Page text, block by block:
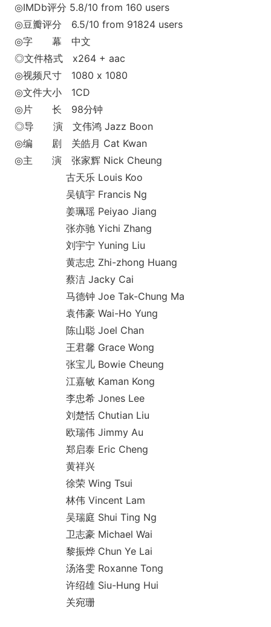
◎IMDb评分 5.8/10 from 160 users
◎豆瓣评分 6.5/10 from 91824 users
◎字 幕 中文
◎文件格式 x264 + aac
◎视频尺寸 1080 x 1080
◎文件大小 1CD
◎片 长 98分钟
◎导 演 文伟鸿 Jazz Boon
◎编 剧 关皓月 Cat Kwan
◎主 演 张家辉 Nick Cheung
古天乐 Louis Koo
吴镇宇 Francis Ng
姜珮瑶 Peiyao Jiang
张亦驰 Yichi Zhang
刘宇宁 Yuning Liu
黄志忠 Zhi-zhong Huang
蔡洁 Jacky Cai
马德钟 Joe Tak-Chung Ma
袁伟豪 Wai-Ho Yung
陈山聪 Joel Chan
王君馨 Grace Wong
张宝儿 Bowie Cheung
江嘉敏 Kaman Kong
李忠希 Jones Lee
刘楚恬 Chutian Liu
欧瑞伟 Jimmy Au
郑启泰 Eric Cheng
黄祥兴
徐荣 Wing Tsui
林伟 Vincent Lam
吴瑞庭 Shui Ting Ng
卫志豪 Michael Wai
黎振烨 Chun Ye Lai
汤洛雯 Roxanne Tong
许绍雄 Siu-Hung Hui
关宛珊